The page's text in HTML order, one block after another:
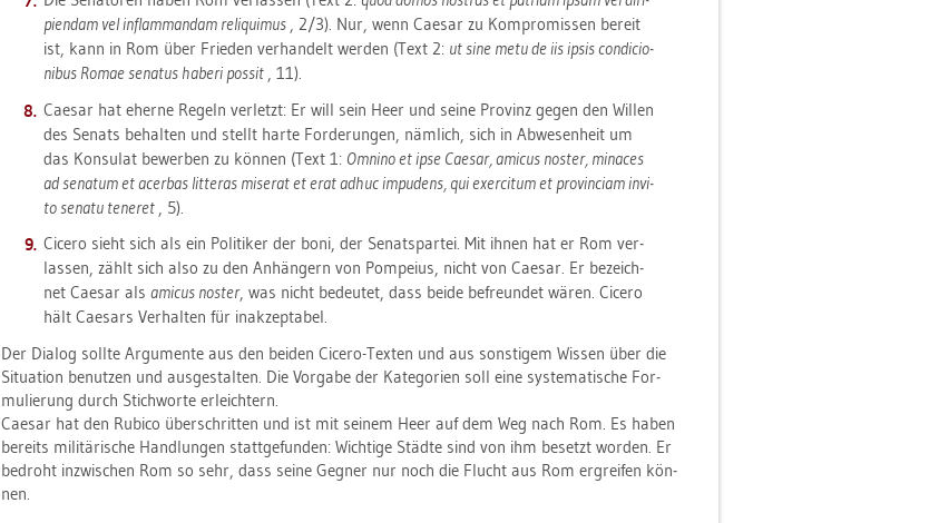
pi­en­dam vel in­flam­man­dam re­li­qui­mus , 2/3). Nur, wenn Cae­sar zu Kom­pro­mis­sen be­reit
ist, kann in Rom über Frie­den ver­han­delt wer­den (Text 2: ut sine metu de iis ipsis con­di­cio­
ni­bus Romae se­na­tus ha­be­ri pos­sit , 11).
Cae­sar hat eher­ne Re­geln ver­letzt: Er will sein Heer und seine Pro­vinz gegen den Wil­len
des Se­nats be­hal­ten und stellt harte For­de­run­gen, näm­lich, sich in Ab­we­sen­heit um
das Kon­su­lat be­wer­ben zu kön­nen (Text 1: Om­ni­no et ipse Cae­sar, ami­cus nos­ter, mi­n­aces
ad se­na­tum et acer­bas lit­te­ras mi­se­rat et erat adhuc im­pu­dens, qui ex­er­citum et pro­vin­ci­am in­vi­
to se­na­tu te­ne­ret
, 5).
Ci­ce­ro sieht sich als ein Po­li­ti­ker der boni, der Se­nats­par­tei. Mit ihnen hat er Rom ver­
las­sen, zählt sich also zu den An­hän­gern von Pom­pei­us, nicht von Cae­sar. Er be­zeich­
net Cae­sar als ami­cus nos­ter, was nicht be­deu­tet, dass beide be­freun­det wären. Ci­ce­ro
hält Cae­sars Ver­hal­ten für in­ak­zep­ta­bel.
Der Dia­log soll­te Ar­gu­men­te aus den bei­den Ci­ce­ro-Tex­ten und aus sons­ti­gem Wis­sen über die
Si­tua­ti­on be­nut­zen und aus­ge­stal­ten. Die Vor­ga­be der Ka­te­go­ri­en soll eine sys­te­ma­ti­sche For­
mu­lie­rung durch Stich­wor­te er­leich­tern.
Cae­sar hat den Ru­bi­co über­schrit­ten und ist mit sei­nem Heer auf dem Weg nach Rom. Es haben
be­reits mi­li­tä­ri­sche Hand­lun­gen statt­ge­fun­den: Wich­ti­ge Städ­te sind von ihm be­setzt wor­den. Er
be­droht in­zwi­schen Rom so sehr, dass seine Geg­ner nur noch die Flucht aus Rom er­grei­fen kön­
nen.